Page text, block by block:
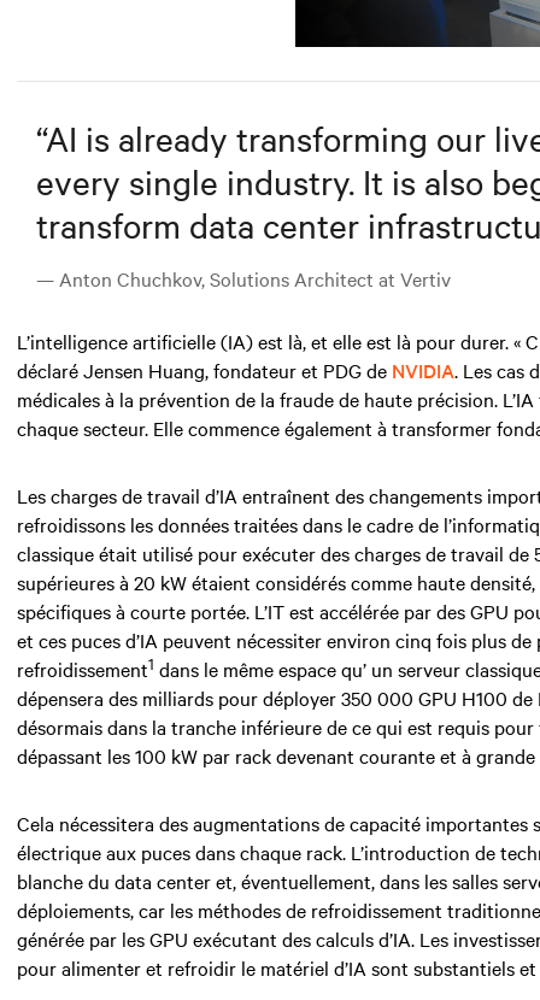
Mute
“AI is already transforming our
every single industry. It is also
transform data center
— Anton Chuchkov, Solutions Architect at Vertiv
L’intelligence artificielle (IA)est là, et elle est là pour durer. «
déclaré Jensen Huang, fondateur et PDG de NVIDIA. Les cas
médicales à la prévention de la fraude de haute précision.
chaque secteur. Elle commence également à transformer
Les charges de travail d’IA entraînent des changements
refroidissons les données traitéesdans le cadre de
classique était utilisé pour exécuter des charges de travail de
supérieures à 20 kWétaient considérés comme haute
spécifiques à courte portée. L’IT est accélérée par des GPU
et ces puces d’IA peuvent nécessiter environ cinq fois plus
refroidissement1 dans le même espacequ’ un serveur
dépensera des milliards pour déployer 350 000 GPU H100
désormais dans la tranche inférieure de ce qui est requis
dépassant les100 kW par rack devenant courante et à grande
Cela nécessitera des augmentations de capacité importantes
électrique aux puces dans chaque rack. L’introduction de
blanche du data center et, éventuellement, dans les salles
déploiements, car les méthodes de refroidissement
générée par les GPU exécutant des calculs d’IA. Les
pour alimenter et refroidir le matériel d’IA sont substantiels